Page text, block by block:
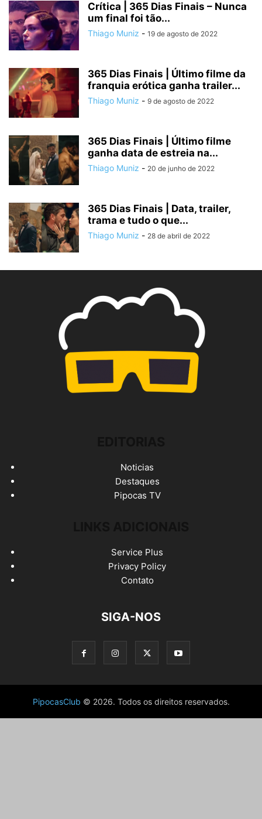
Crítica | 365 Dias Finais – Nunca
um final foi tão...
Thiago Muniz - 19 de agosto de 2022
365 Dias Finais | Último filme da
franquia erótica ganha trailer...
Thiago Muniz - 9 de agosto de 2022
365 Dias Finais | Último filme
ganha data de estreia na...
Thiago Muniz - 20 de junho de 2022
365 Dias Finais | Data, trailer,
trama e tudo o que...
Thiago Muniz - 28 de abril de 2022
Noticias
Destaques
Pipocas TV
Service Plus
Privacy Policy
Contato
SIGA-NOS
PipocasClub © 2026. Todos os direitos reservados.